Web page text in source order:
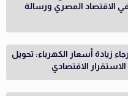
الاقتصاد المصري ورسالة
زيادة أسعار الكهرباء: تحويل
الاقتصادي